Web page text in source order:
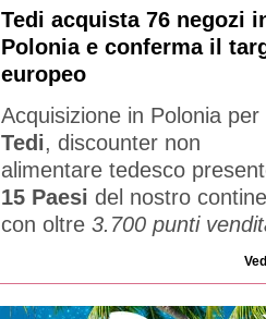
Tedi acquista 76 negozi
Polonia e conferma il
europeo
Acquisizione in Polonia per
Tedi, discounter non
alimentare tedesco
15 Paesi del nostro
con oltre 3.700 punti